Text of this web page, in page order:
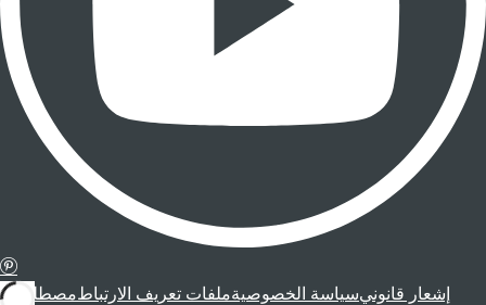
إشعار قانونيسياسة الخصوصيةملفات تعريف الارتباطمصطلحات